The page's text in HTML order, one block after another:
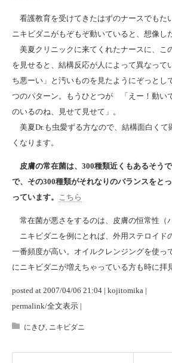
看護教育を受けてきたはずのナースでもた
ニキビダニがもぞもぞ動いていると、想像し
美夏クリニックに来てくれたナースに、こ
を見せると、結構反応が人によって異なって
ち悪ーい」と汚いものを見たようにぞっとし
つのパターン。もうひとつが 「えー！動い
のいるのね、見せて見せて」。
美夏Dr.も虫愛ずる方なので、結構面白くて
くなります。
皮膚の常在菌は、300種類近くもあるそう
で、その300種類がそれなりのバランスをと
っています。 こちら
常在菌が悪さをするのは、皮膚の恒常性（
ニキビダニを例にとれば、外用ステロイド
一番頻度が高い。オイルクレンジングを使っ
にニキビダニが増えちゃっている方も時に拝
posted at 2007/04/06 21:04 | kojitomika |
permalink/全文表示 |
にきび, ニキビダニ